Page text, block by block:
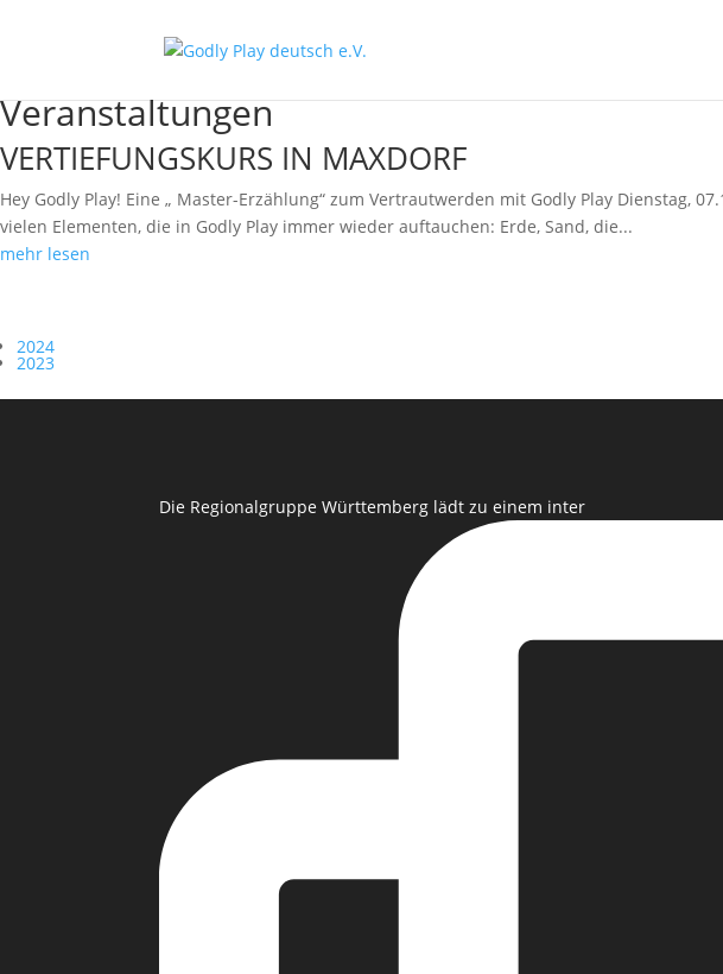
Veranstaltungen
VERTIEFUNGSKURS IN MAXDORF
Hey Godly Play! Eine „ Master-Erzählung“ zum Vertrautwerden mit Godly Play Dienstag,
vielen Elementen, die in Godly Play immer wieder auftauchen: Erde, Sand, die...
mehr lesen
2024
2023
Die Regionalgruppe Württemberg lädt zu einem inter